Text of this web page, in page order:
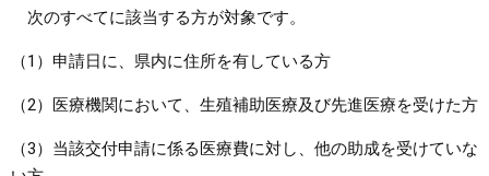
次のすべてに該当する方が対象です。
（1）申請日に、県内に住所を有している方
（2）医療機関において、生殖補助医療及び先進医療を受けた方
（3）当該交付申請に係る医療費に対し、他の助成を受けていな